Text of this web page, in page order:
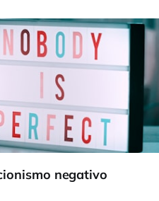
negativo